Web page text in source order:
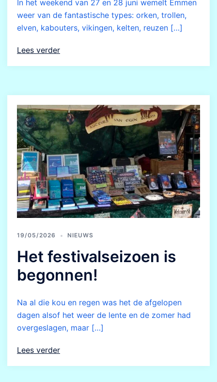
In het weekend van 27 en 28 juni wemelt Emmen
weer van de fantastische types: orken, trollen,
elven, kabouters, vikingen, kelten, reuzen […]
Lees verder
19/05/2026 NIEUWS
Het festivalseizoen is
begonnen!
Na al die kou en regen was het de afgelopen
dagen alsof het weer de lente en de zomer had
overgeslagen, maar […]
Lees verder